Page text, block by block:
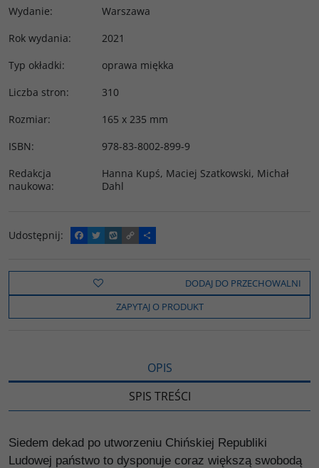
Wydanie:
Warszawa
Rok wydania:
2021
Typ okładki:
oprawa miękka
Liczba stron:
310
Rozmiar:
165 x 235 mm
ISBN:
978-83-8002-899-9
Redakcja
naukowa:
Hanna Kupś, Maciej Szatkowski, Michał
Dahl
Udostępnij:
F
a
e
o
k
T
w
t
t
e
W
y
o
C
o
y
i
n
k
P
o
z
e
l
s
DODAJ DO PRZECHOWALNI
ZAPYTAJ O PRODUKT
OPIS
SPIS TREŚCI
Siedem dekad po utworzeniu Chińskiej Republiki
Ludowej państwo to dysponuje coraz większą swobodą